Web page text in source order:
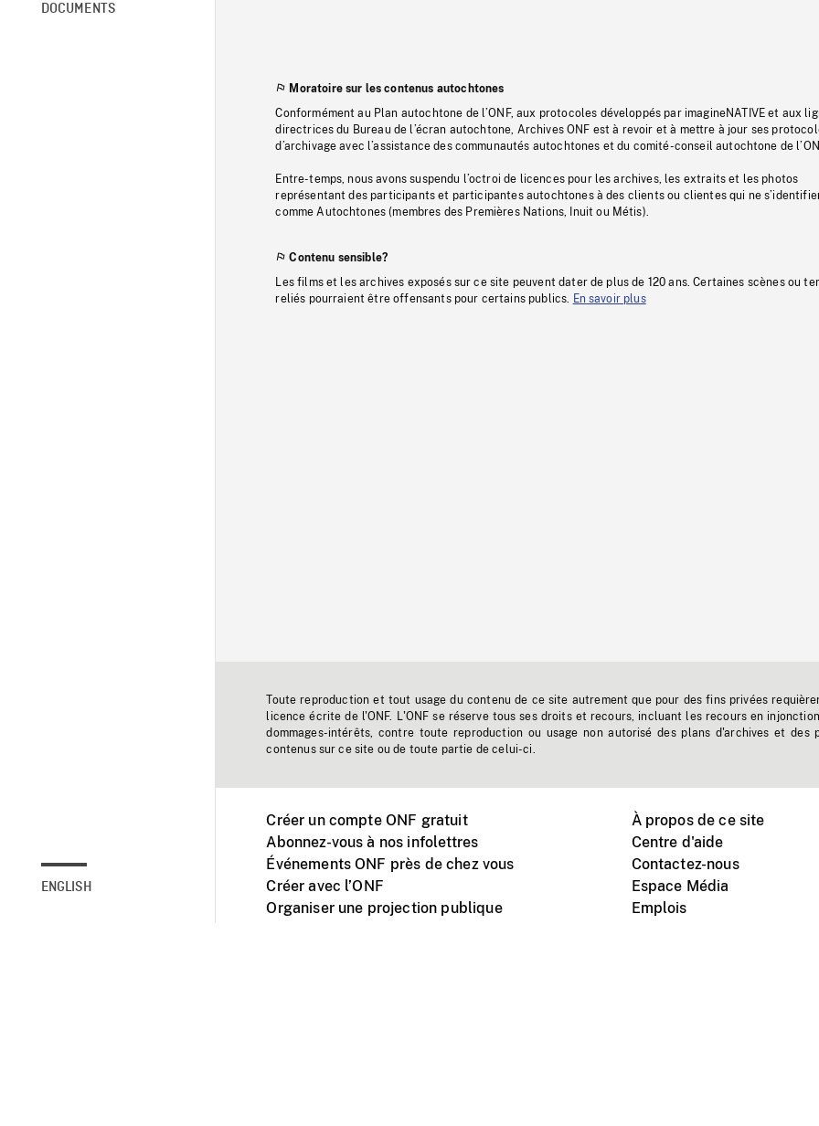
DOCUMENTS
ENGLISH
Moratoire sur les contenus autochtones
Conformément au Plan autochtone de l’ONF, aux protocoles développés par imagineNATIVE et aux
directrices du Bureau de l’écran autochtone, Archives ONF est à revoir et à mettre à jour ses
d’archivage avec l’assistance des communautés autochtones et du comité-conseil autochtone de
Entre-temps, nous avons suspendu l’octroi de licences pour les archives, les extraits et les photos
représentant des participants et participantes autochtones à des clients ou clientes qui ne
comme Autochtones (membres des Premières Nations, Inuit ou Métis).
Contenu sensible?
Les films et les archives exposés sur ce site peuvent dater de plus de 120 ans. Certaines scènes ou
reliés pourraient être offensants pour certains publics. En savoir plus
Toute reproduction et tout usage du contenu de ce site autrement que pour des fins privées
licence écrite de l'ONF. L'ONF se réserve tous ses droits et recours, incluant les recours en
dommages-intérêts, contre toute reproduction ou usage non autorisé des plans d'archives et des
contenus sur ce site ou de toute partie de celui-ci.
Créer un compte ONF gratuit
Abonnez-vous à nos infolettres
Événements ONF près de chez vous
Créer avec l’ONF
Organiser une projection publique
À propos de ce site
Centre d'aide
Contactez-nous
Espace Média
Emplois